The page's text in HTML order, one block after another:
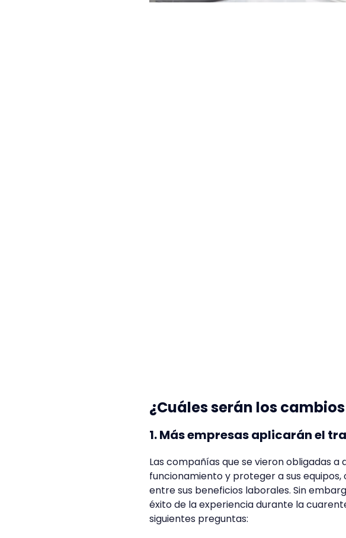
¿Cuáles serán los
1. Más empresas aplicarán el
Las compañías que se vieron obligadas
funcionamiento y proteger a sus
entre sus beneficios laborales. Sin
éxito de la experiencia durante la
siguientes preguntas: